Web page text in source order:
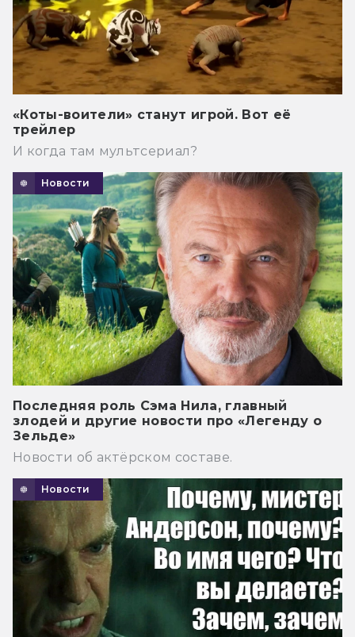
«Коты-воители» станут игрой. Вот её
трейлер
И когда там мультсериал?
Новости
Последняя роль Сэма Нила, главный
злодей и другие новости про «Легенду о
Зельде»
Новости об актёрском составе.
Новости